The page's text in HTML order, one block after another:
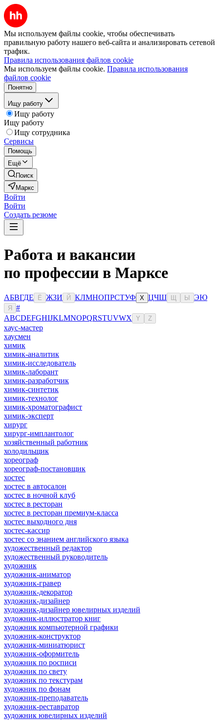
Мы используем файлы cookie, чтобы обеспечивать
правильную работу нашего веб-сайта и анализировать сетевой
трафик.
Правила использования файлов cookie
Мы используем файлы cookie. Правила использования
файлов cookie
Понятно
Ищу работу
Ищу работу
Ищу работу
Ищу сотрудника
Сервисы
Помощь
Ещё
Поиск
Маркс
Войти
Войти
Создать резюме
Работа и вакансии
по профессии в Марксе
АБВГДЕ Ё ЖЗИ Й КЛМНОПРСТУФ Х ЦЧШ Ы ЭЮ
Я
#
ABCDEFGHIJKLMNOPQRSTUVWX Y Z
хаус-мастер
хаусмен
химик
химик-аналитик
химик-исследователь
химик-лаборант
химик-разработчик
химик-синтетик
химик-технолог
химик-хроматографист
химик-эксперт
хирург
хирург-имплантолог
хозяйственный работник
холодильщик
хореограф
хореограф-постановщик
хостес
хостес в автосалон
хостес в ночной клуб
хостес в ресторан
хостес в ресторан премиум-класса
хостес выходного дня
хостес-кассир
хостес со знанием английского языка
художественный редактор
художественный руководитель
художник
художник-аниматор
художник-гравер
художник-декоратор
художник-дизайнер
художник-дизайнер ювелирных изделий
художник-иллюстратор книг
художник компьютерной графики
художник-конструктор
художник-миниатюрист
художник-оформитель
художник по росписи
художник по свету
художник по текстурам
художник по фонам
художник-преподаватель
художник-реставратор
художник ювелирных изделий